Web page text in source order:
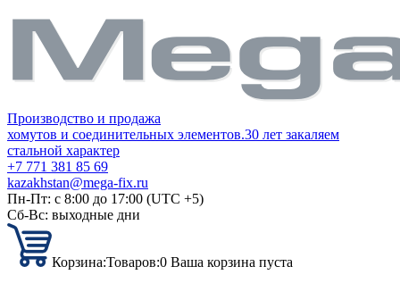
Производство и продажа
хомутов и соединительных элементов.30 лет закаляем
стальной характер
+7 771 381 85 69
kazakhstan@mega-fix.ru
Пн-Пт: с 8:00 до 17:00 (UTC +5)
Сб-Вс: выходные дни
Корзина:Товаров:0 Ваша корзина пуста